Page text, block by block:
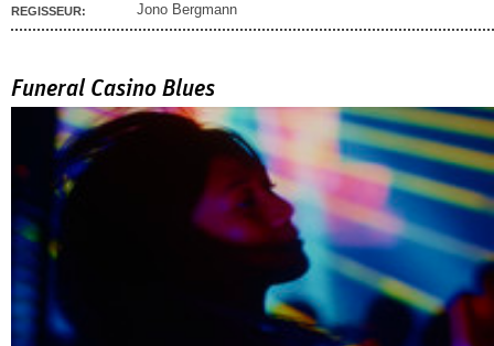
REGISSEUR: Jono Bergmann
Funeral Casino Blues